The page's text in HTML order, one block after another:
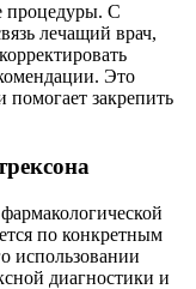
процедуры. С
лечащий врач,
Это
закрепить
по конкретным
использовании
диагностики и